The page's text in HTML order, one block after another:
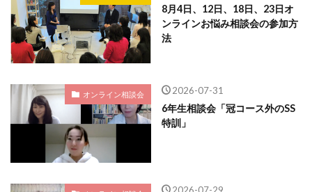
8月4日、12日、18日、23日オ
ンラインお悩み相談会の参加方
法
オンライン相談会 2026-07-31
6年生相談会「冠コース外のSS
特訓」